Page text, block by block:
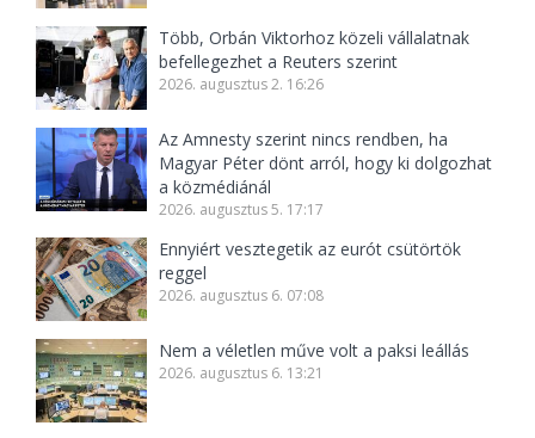
Több, Orbán Viktorhoz közeli vállalatnak
befellegezhet a Reuters szerint
2026. augusztus 2. 16:26
Az Amnesty szerint nincs rendben, ha
Magyar Péter dönt arról, hogy ki dolgozhat
a közmédiánál
2026. augusztus 5. 17:17
Ennyiért vesztegetik az eurót csütörtök
reggel
2026. augusztus 6. 07:08
Nem a véletlen műve volt a paksi leállás
2026. augusztus 6. 13:21